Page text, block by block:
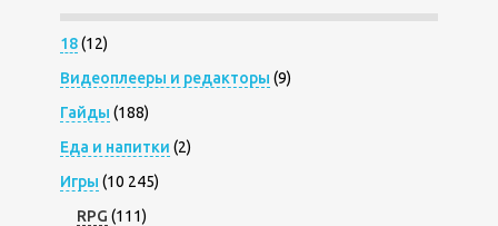
18(12)
Видеоплееры и редакторы (9)
Гайды (188)
Еда и напитки (2)
Игры (10 245)
RPG (111)